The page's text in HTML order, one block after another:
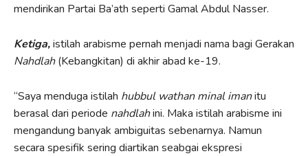
mendirikan Partai Ba’ath seperti Gamal Abdul Nasser.
Ketiga,istilah arabisme pernah menjadi nama bagi Gerakan
Nahdlah(Kebangkitan) di akhir abad ke-19.
“Saya menduga istilah hubbul wathan minal imanitu
berasal dari periode nahdlahini. Maka istilah arabisme ini
mengandung banyak ambiguitas sebenarnya. Namun
secara spesifik sering diartikan seabgai ekspresi